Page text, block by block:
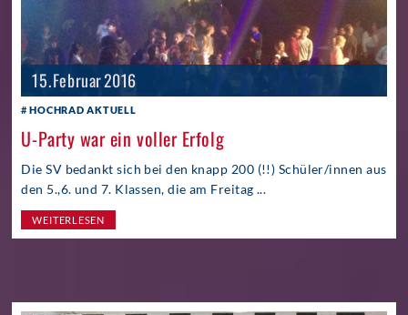
15. Februar 2016
HOCHRAD AKTUELL
U-Party war ein voller Erfolg
Die SV bedankt sich bei den knapp 200 (!!) Schüler/innen aus
den 5.,6. und 7. Klassen, die am Freitag ...
WEITERLESEN